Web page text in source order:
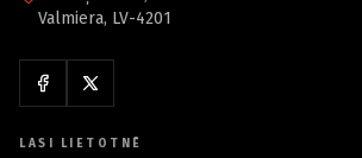
Valmiera, LV-4201
LASI LIETOTNĒ